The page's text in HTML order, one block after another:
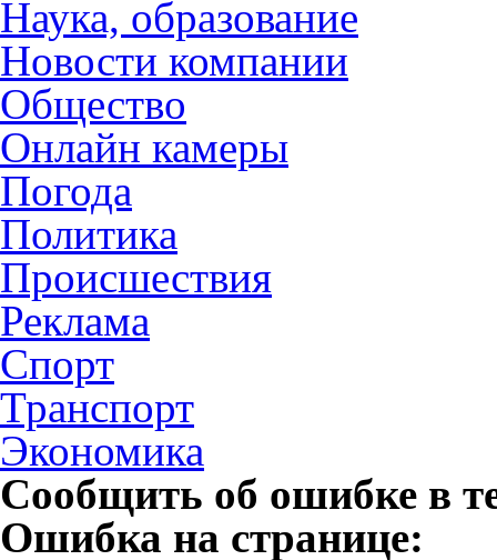
Наука, образование
Новости компании
Общество
Онлайн камеры
Погода
Политика
Происшествия
Реклама
Спорт
Транспорт
Экономика
Сообщить об ошибке в
Ошибка на странице: